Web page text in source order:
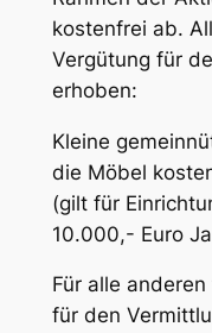
kostenfrei ab.
Vergütung für
erhoben:
Kleine
die Möbel
(gilt für
10.000,- Euro
Für alle
für den